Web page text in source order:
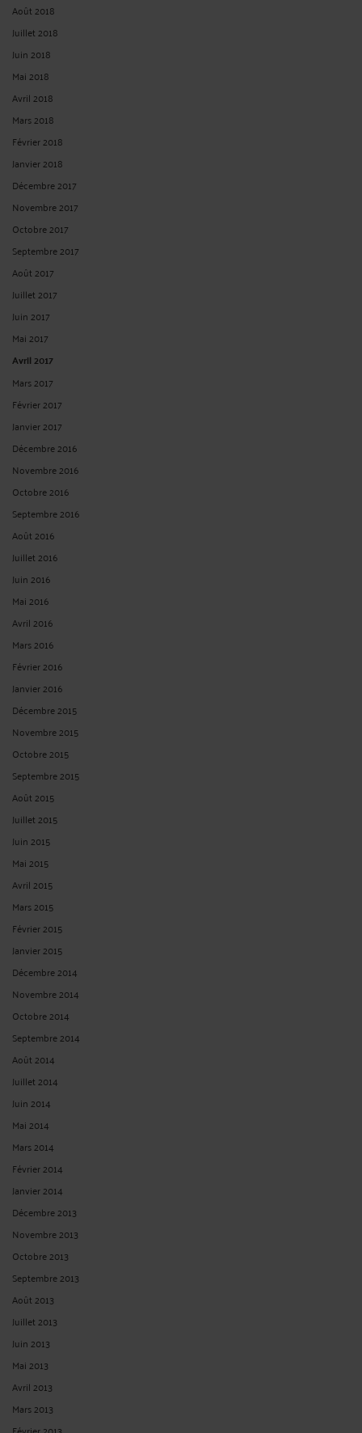
Août 2018
Juillet 2018
Juin 2018
Mai 2018
Avril 2018
Mars 2018
Février 2018
Janvier 2018
Décembre 2017
Novembre 2017
Octobre 2017
Septembre 2017
Août 2017
Juillet 2017
Juin 2017
Mai 2017
Avril 2017
Mars 2017
Février 2017
Janvier 2017
Décembre 2016
Novembre 2016
Octobre 2016
Septembre 2016
Août 2016
Juillet 2016
Juin 2016
Mai 2016
Avril 2016
Mars 2016
Février 2016
Janvier 2016
Décembre 2015
Novembre 2015
Octobre 2015
Septembre 2015
Août 2015
Juillet 2015
Juin 2015
Mai 2015
Avril 2015
Mars 2015
Février 2015
Janvier 2015
Décembre 2014
Novembre 2014
Octobre 2014
Septembre 2014
Août 2014
Juillet 2014
Juin 2014
Mai 2014
Mars 2014
Février 2014
Janvier 2014
Décembre 2013
Novembre 2013
Octobre 2013
Septembre 2013
Août 2013
Juillet 2013
Juin 2013
Mai 2013
Avril 2013
Mars 2013